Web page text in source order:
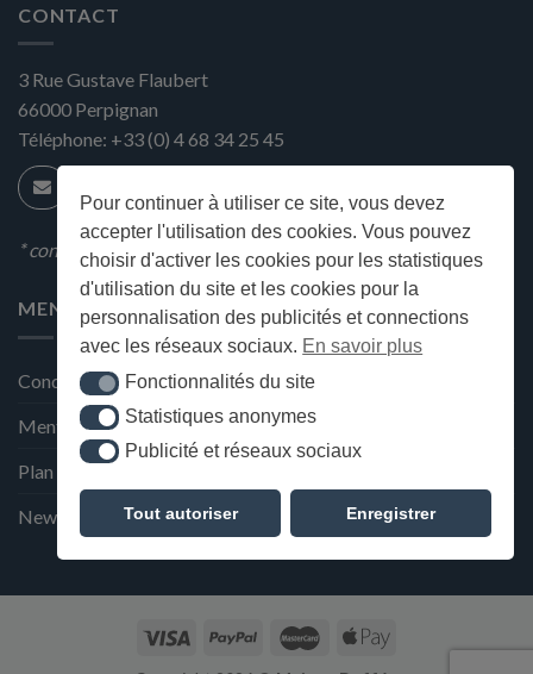
Pour continuer à utiliser ce site, vous devez
accepter l'utilisation des cookies. Vous pouvez
choisir d'activer les cookies pour les statistiques
d'utilisation du site et les cookies pour la
personnalisation des publicités et connections
avec les réseaux sociaux. En savoir plus
Fonctionnalités du site
Fonctionnalités du site
Statistiques anonymes
Statistiques anonymes
Publicité et réseaux sociaux
Publicité et réseaux sociaux
Tout autoriser Enregistrer
CONTACT
3 Rue Gustave Flaubert
66000 Perpignan
Téléphone: +33 (0) 4 68 34 25 45
* condition en magasin
MENU
Conditions générales de ventes
Mentions Légales et Politique de confidentialité
Plan du site
Newsletter de la Maison Deffès